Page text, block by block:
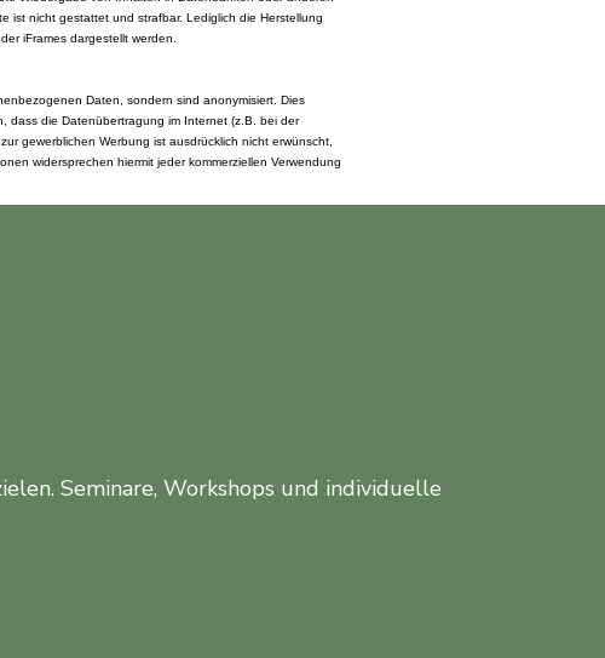
ist nicht gestattet und strafbar. Lediglich die Herstellung
iFrames dargestellt werden.
Daten, sondern sind anonymisiert. Dies
dass die Datenübertragung im Internet (z.B. bei der
gewerblichen Werbung ist ausdrücklich nicht erwünscht,
widersprechen hiermit jeder kommerziellen Verwendung
Seminare, Workshops und individuelle